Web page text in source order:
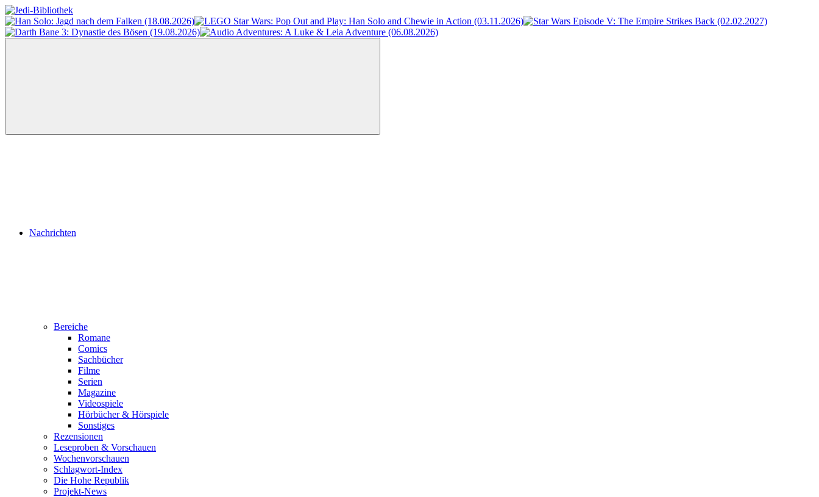
Zum
Inhalt
springen
Jedi-
Bibliothek
Das
Portal
Menü
Nachrichten
Bereiche
Romane
Comics
Sachbücher
Filme
Serien
Magazine
Videospiele
Hörbücher & Hörspiele
Sonstiges
Rezensionen
Leseproben & Vorschauen
Wochenvorschauen
Schlagwort-Index
Die Hohe Republik
Projekt-News